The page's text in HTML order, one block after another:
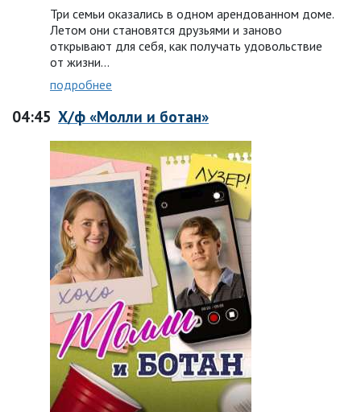
Три семьи оказались в одном арендованном доме.
Летом они становятся друзьями и заново
открывают для себя, как получать удовольствие
от жизни…
подробнее
04:45 Х/ф «Молли и ботан»